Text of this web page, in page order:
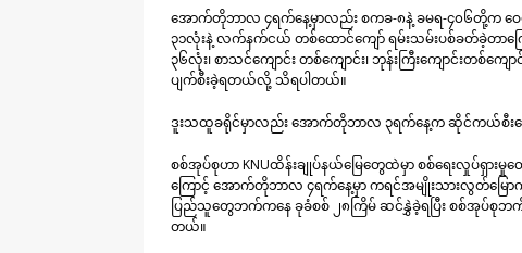
အောက်တိုဘာလ ၄ရက်နေ့မှာလည်း စကခ-၈နဲ့ ခမရ-၄၀၆တို့က ဝ
၃၁လုံးနဲ့ လက်နက်ငယ် တစ်ထောင်ကျော် ရမ်းသမ်းပစ်ခတ်ခဲ့တာ
၃၆လုံး၊ စာသင်ကျောင်း တစ်ကျောင်း၊ ဘုန်းကြီးကျောင်းတစ်က
ပျက်စီးခဲ့ရတယ်လို့ သိရပါတယ်။
ဒူးသထူခရိုင်မှာလည်း အောက်တိုဘာလ ၃ရက်နေ့က ဆိုင်ကယ်စီးန
စစ်အုပ်စုဟာ KNUထိန်းချုပ်နယ်မြေတွေထဲမှာ စစ်ရေးလှုပ်ရှား
ကြောင့် အောက်တိုဘာလ ၄ရက်နေ့မှာ ကရင်အမျိုးသားလွတ်မြော
ပြည်သူတွေဘက်ကနေ ခုခံစစ် ၂၈ကြိမ် ဆင်နွှဲခဲ့ရပြီး စစ်အုပ်စု
တယ်။